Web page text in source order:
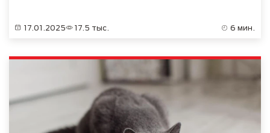
17.01.2025 17.5 тыс. 6 мин.